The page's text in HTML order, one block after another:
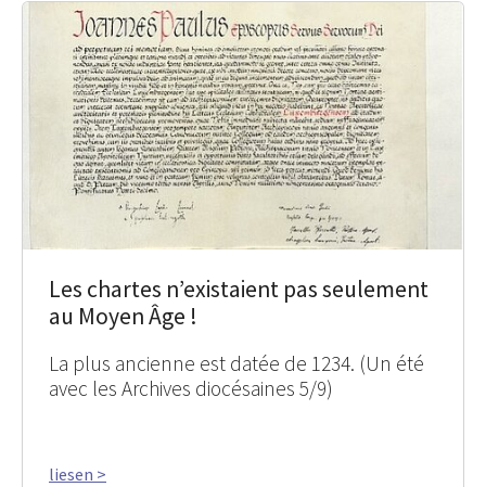
Les chartes n’existaient pas seulement
au Moyen Âge !
La plus ancienne est datée de 1234. (Un été
avec les Archives diocésaines 5/9)
liesen >